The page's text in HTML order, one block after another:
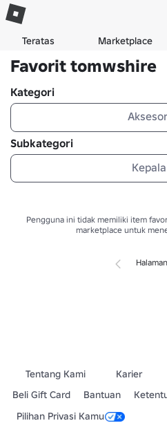
Teratas Marketplace
Favorit tomwshire
Kategori
Subkategori
Kepala
Pengguna ini tidak memiliki item
marketplace untuk
Tentang Kami Karier
Beli Gift Card
Bantuan
Pilihan Privasi Kamu